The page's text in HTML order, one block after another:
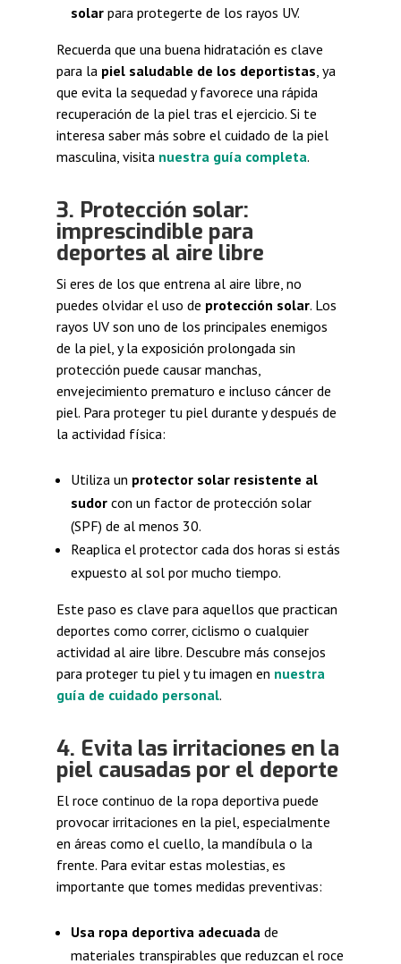
solarpara protegerte de los rayos UV.
Recuerda que una buena hidratación es clave
para la piel saludable de los deportistas, ya
que evita la sequedad y favorece una rápida
recuperación de la piel tras el ejercicio. Si te
interesa saber más sobre el cuidado de la piel
masculina, visita nuestra guía completa.
3. Protección solar:
imprescindible para
deportes al aire libre
Si eres de los que entrena al aire libre, no
puedes olvidar el uso de protección solar. Los
rayos UV son uno de los principales enemigos
de la piel, y la exposición prolongada sin
protección puede causar manchas,
envejecimiento prematuro e incluso cáncer de
piel. Para proteger tu piel durante y después de
la actividad física:
Utiliza un protector solar resistente al
sudorcon un factor de protección solar
(SPF) de al menos 30.
Reaplica el protector cada dos horas si estás
expuesto al sol por mucho tiempo.
Este paso es clave para aquellos que practican
deportes como correr, ciclismo o cualquier
actividad al aire libre. Descubre más consejos
para proteger tu piel y tu imagen en nuestra
guía de cuidado personal.
4. Evita las irritaciones en la
piel causadas por el deporte
El roce continuo de la ropa deportiva puede
provocar irritaciones en la piel, especialmente
en áreas como el cuello, la mandíbula o la
frente. Para evitar estas molestias, es
importante que tomes medidas preventivas:
Usa ropa deportiva adecuadade
materiales transpirables que reduzcan el roce